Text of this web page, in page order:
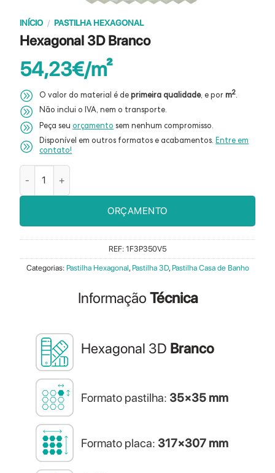
INÍCIO / PASTILHA HEXAGONAL
Hexagonal 3D Branco
54,23€
O valor do material é de primeira qualidade, e porm2.
Não inclui o IVA, nem o transporte.
Peça seuorçamento sem nenhum compromisso.
Disponível em outros formatos e acabamentos.Entre em
contato!
ORÇAMENTO
REF: 1F3P350V5
Categorias: Pastilha Hexagonal, Pastilha 3D, Pastilha Casa de Banho
Informação Técnica
Hexagonal 3D Branco
Formato pastilha: 35×35 mm
Formato placa: 317×307 mm